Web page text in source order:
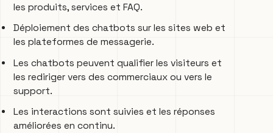
les produits, services et FAQ.
Déploiement des chatbots sur les sites web et
les plateformes de messagerie.
Les chatbots peuvent qualifier les visiteurs et
les rediriger vers des commerciaux ou vers le
support.
Les interactions sont suivies et les réponses
améliorées en continu.